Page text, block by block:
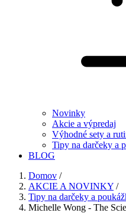
Novinky
Akcie a výpredaj
Výhodné sety a
Tipy na darčeky a
BLOG
Domov /
AKCIE A NOVINKY /
Tipy na darčeky a
Michelle Wong - The